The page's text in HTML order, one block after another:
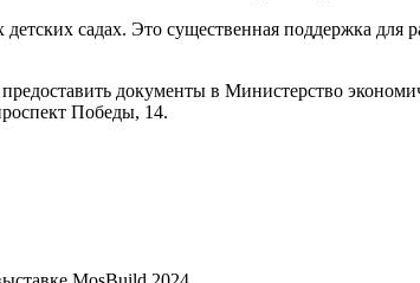
садах. Это существенная поддержка для
документы в Министерство
Победы, 14.